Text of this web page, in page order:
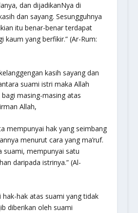
dan dijadikanNya di
dan sayang. Sesungguhnya
itu benar-benar terdapat
kaum yang berfikir.” (Ar-Rum:
kasih sayang dan
suami istri maka Allah
masing-masing atas
Allah,
mempunyai hak yang seimbang
menurut cara yang ma’ruf.
suami, mempunyai satu
daripada istrinya.” (Al-
hak-hak atas suami yang tidak
diberikan oleh suami